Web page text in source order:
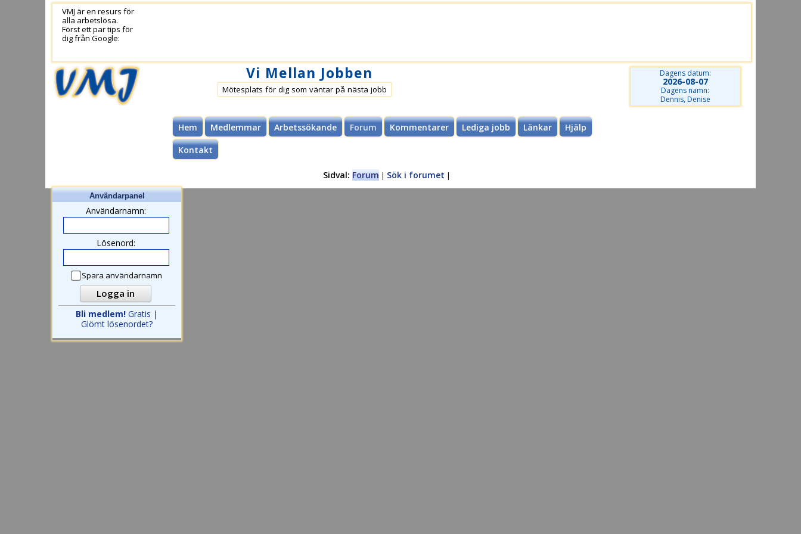
VMJ är en resurs för
alla arbetslösa.
Först ett par tips för
dig från Google:
Dagens datum:
2026-08-07
Dagens namn:
Dennis, Denise
Vi Mellan Jobben
Mötesplats för dig som väntar på nästa jobb
Hem Medlemmar Arbetssökande Forum Kommentarer Lediga jobb Länkar
Hjälp
Kontakt
Sidval: Forum | Sök i forumet |
Användarpanel
Användarnamn:
Lösenord:
Spara användarnamn
Bli medlem! Gratis |
Glömt lösenordet?